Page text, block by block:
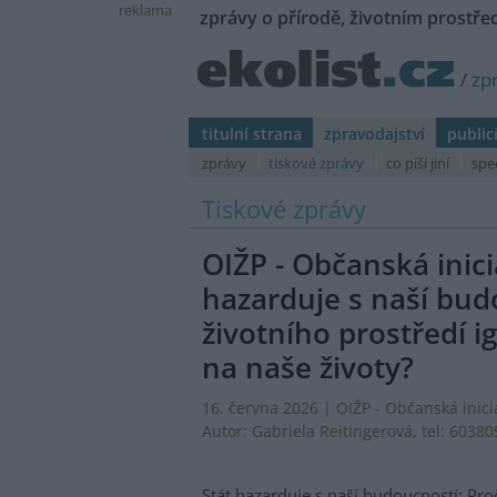
reklama zprávy o přírodě, životním
/
titulní strana zpravodajství
zprávy tiskové zprávy co píší jiní
Tiskové zprávy
OIŽP - Občanská
hazarduje s naší
životního prostředí
na naše životy?
16. června 2026 | OIŽP - Občanská
Autor: Gabriela Reitingerová, tel: